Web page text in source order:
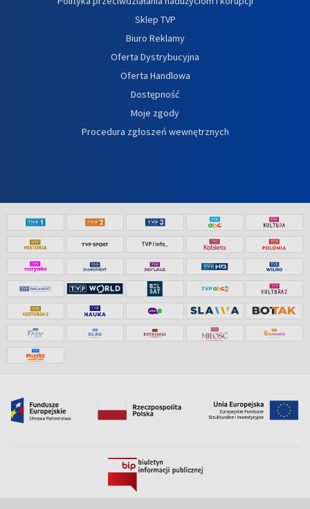
Sklep TVP
Biuro Reklamy
Oferta Dystrybucyjna
Oferta Handlowa
Dostępność
Moje zgody
Procedura zgłoszeń wewnętrznych